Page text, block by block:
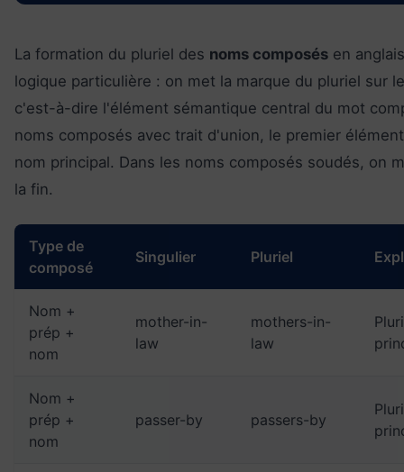
La formation du pluriel des noms composés en
logique particulière : on met la marque du pluriel sur
c'est-à-dire l'élément sémantique central du mot
noms composés avec trait d'union, le premier
nom principal. Dans les noms composés soudés, on
la fin.
Type de
composé
Singulier Pluriel
Nom +
prép +
nom
mother-in-
law
mothers-in-
law
Nom +
prép +
nom
passer-by passers-by